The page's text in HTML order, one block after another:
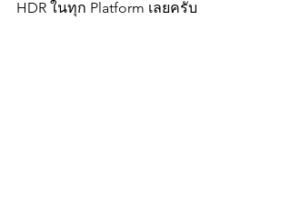
HDR ในทุก Platform เลยครับ